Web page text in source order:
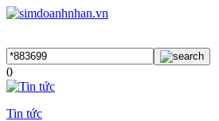
0
Tin tức